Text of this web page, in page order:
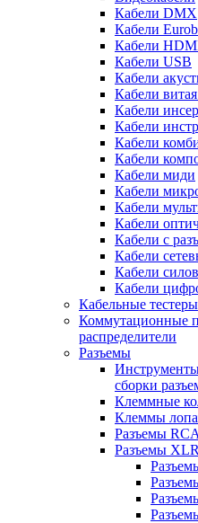
Кабели DMX
Кабели
Кабели
Кабели USB
Кабели
Кабели
Кабели
Кабели
Кабели
Кабели
Кабели миди
Кабели
Кабели
Кабели
Кабели с
Кабели
Кабели
Кабели
Кабельные тестеры
Коммутационные
распределители
Разъемы
сборки
Клеммные
Клеммы
Разъемы RCA
Разъемы XLR